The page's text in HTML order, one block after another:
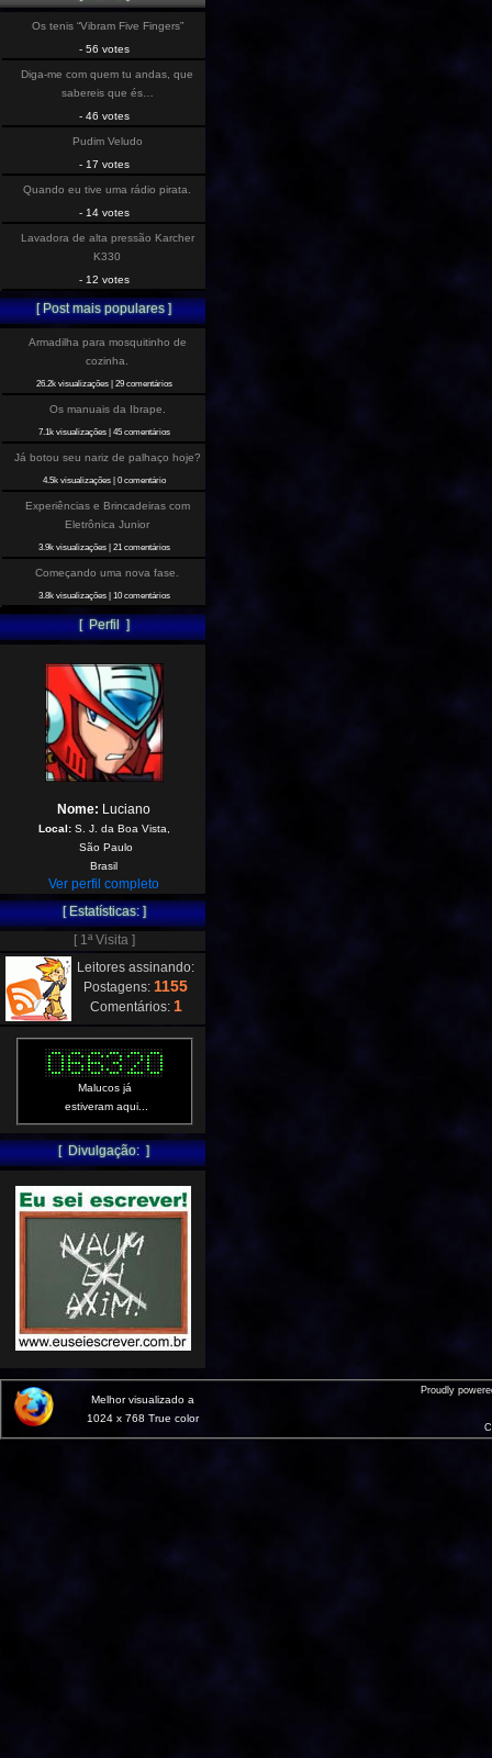
Os tenis “Vibram Five Fingers”
- 56 votes
Diga-me com quem tu andas, que
sabereis que és…
- 46 votes
Pudim Veludo
- 17 votes
Quando eu tive uma rádio pirata.
- 14 votes
Lavadora de alta pressão Karcher
K330
- 12 votes
[ Post mais populares ]
Armadilha para mosquitinho de
cozinha.
26.2k visualizações| 29 comentários
Os manuais da Ibrape.
7.1k visualizações| 45 comentários
Já botou seu nariz de palhaço hoje?
4.5k visualizações| 0 comentário
Experiências e Brincadeiras com
Eletrônica Junior
3.9k visualizações| 21 comentários
Começando uma nova fase.
3.8k visualizações| 10 comentários
[ Perfil ]
Nome: Luciano
Local:S. J. da Boa Vista,
São Paulo
Brasil
Ver perfil completo
[ Estatísticas: ]
[ 1ª Visita ]
Leitores assinando:
Postagens: 1155
Comentários: 1
Malucos já
estiveram aqui...
[ Divulgação: ]
Melhor visualizado a
1024 x 768 True color
Proudly